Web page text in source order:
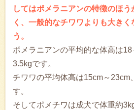
してはポメラニアンの特徴のほ
く、一般的なチワワよりも大きく
う。
ポメラニアンの平均的な体高は
3.5kgです。
チワワの平均体高は15cm～23cm
す。
そしてポメチワは成犬で体重約